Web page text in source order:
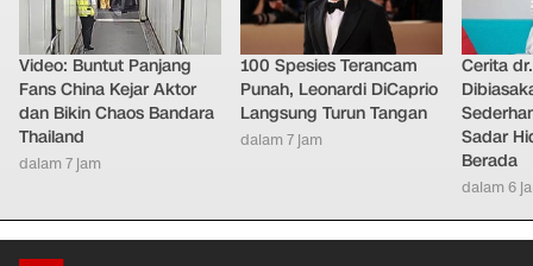
Video: Buntut Panjang
Fans China Kejar Aktor
dan Bikin Chaos Bandara
Thailand
dalam 7 jam
100 Spesies Terancam
Punah, Leonardi DiCaprio
Langsung Turun Tangan
dalam 7 jam
Cerita
Sadar
Berada
dalam 6